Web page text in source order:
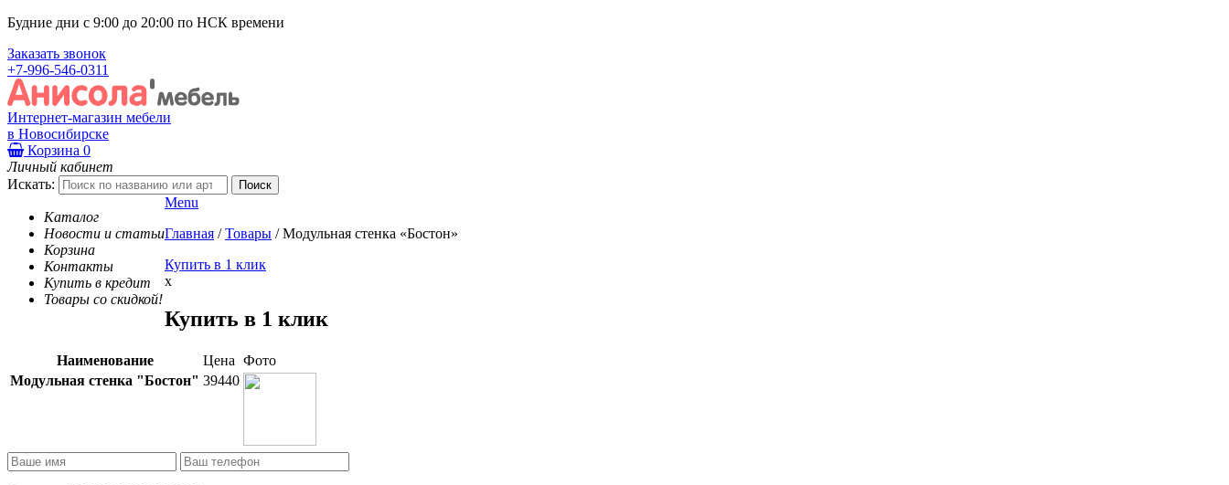
Будние дни с 9:00 до 20:00 по НСК времени
Заказать звонок
+7-996-546-0311
Интернет-магазин мебели
в Новосибирске
Корзина 0
Личный кабинет
Искать:
Каталог
Новости и статьи
Корзина
Контакты
Купить в кредит
Товары со скидкой!
Menu
Главная / Товары / Модульная стенка «Бостон»
Купить в 1 клик
x
Купить в 1 клик
Наименование Цена Фото
Модульная стенка "Бостон" 39440